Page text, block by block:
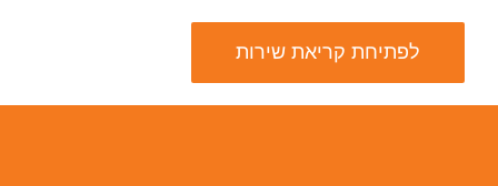
לפתיחת קריאת שירות